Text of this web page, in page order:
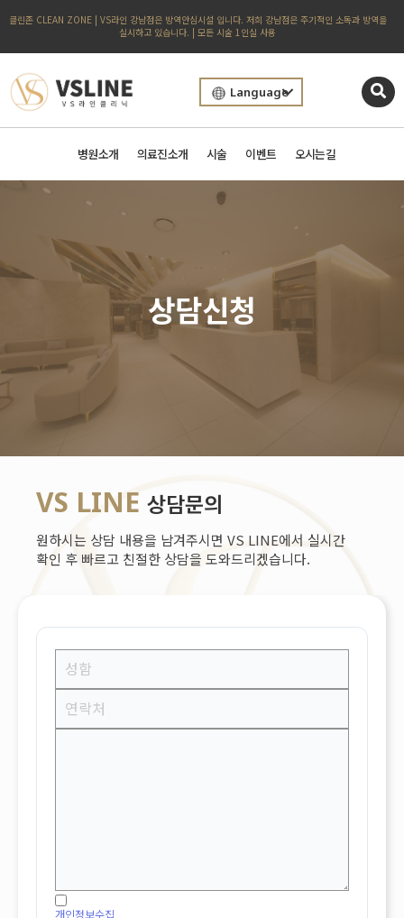
클린존 CLEAN ZONE | VS라인 강남점은 방역안심시설 입니다. 저희 강남점은 주기적인 소독과 방역을
실시하고 있습니다. | 모든 시술 1인실 사용
Language
병원소개 의료진소개 시술 이벤트 오시는길
상담신청
VS LINE 상담문의
원하시는 상담 내용을 남겨주시면 VS LINE에서 실시간
확인 후 빠르고 친절한 상담을 도와드리겠습니다.
개인정보수집